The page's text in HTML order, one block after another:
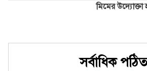
মিমের
সর্বাধিক পঠিত